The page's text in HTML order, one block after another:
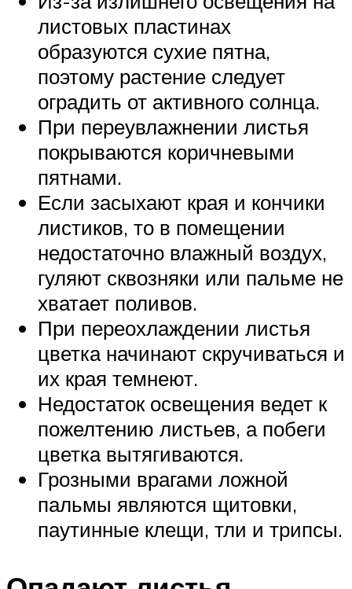
листовых пластинах
образуются сухие пятна,
поэтому растение следует
оградить от активного солнца.
При переувлажнении листья
покрываются коричневыми
пятнами.
Если засыхают края и кончики
листиков, то в помещении
недостаточно влажный воздух,
гуляют сквозняки или пальме не
хватает поливов.
При переохлаждении листья
цветка начинают скручиваться и
их края темнеют.
Недостаток освещения ведет к
пожелтению листьев, а побеги
цветка вытягиваются.
Грозными врагами ложной
пальмы являются щитовки,
паутинные клещи, тли и трипсы.